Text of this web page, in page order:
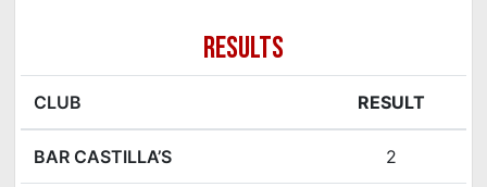
RESULTS
CLUB RESULT
BAR CASTILLA’S 2